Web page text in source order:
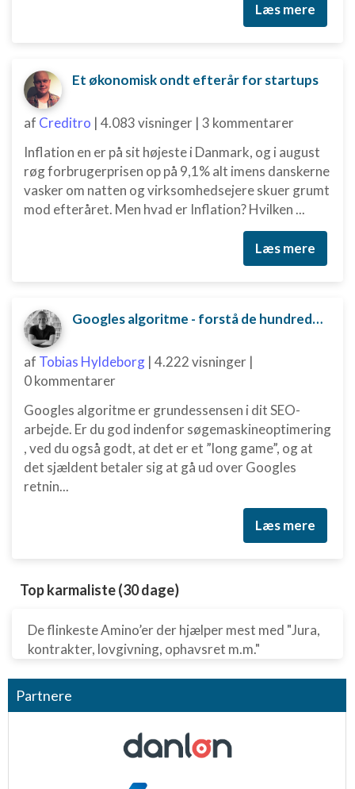
Læs mere
Et økonomisk ondt efterår for startups
af Creditro | 4.083 visninger | 3 kommentarer
Inflation en er på sit højeste i Danmark, og i august
røg forbrugerprisen op på 9,1% alt imens danskerne
vasker om natten og virksomhedsejere skuer grumt
mod efteråret. Men hvad er Inflation? Hvilken ...
Læs mere
Googles algoritme - forstå de hundredvis af parametre bag
af Tobias Hyldeborg | 4.222 visninger |
0 kommentarer
Googles algoritme er grundessensen i dit SEO-
arbejde. Er du god indenfor søgemaskineoptimering
, ved du også godt, at det er et ”long game”, og at
det sjældent betaler sig at gå ud over Googles
retnin...
Læs mere
Top karmaliste (30 dage)
De flinkeste Amino’er der hjælper mest med "Jura,
kontrakter, lovgivning, ophavsret m.m."
Partnere